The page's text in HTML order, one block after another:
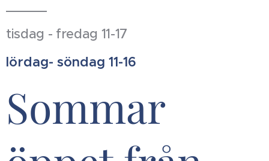
tisdag - fredag 11-17
lördag- söndag 11-16
Sommar